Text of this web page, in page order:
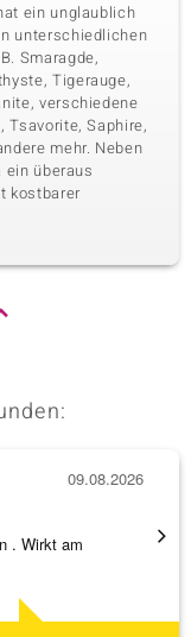
ein unglaublich
unterschiedlichen
Smaragde,
Tigerauge,
verschiedene
Tsavorite, Saphire,
mehr. Neben
überaus
kostbarer
. Wirkt am
09.08.2026
3 x